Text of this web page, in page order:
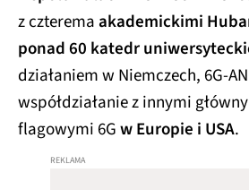
z czteremaakademickimi
ponad 60 katedr
działaniem w Niemczech, 6G-
współdziałanie z innymi
flagowymi 6Gw Europie i USA.